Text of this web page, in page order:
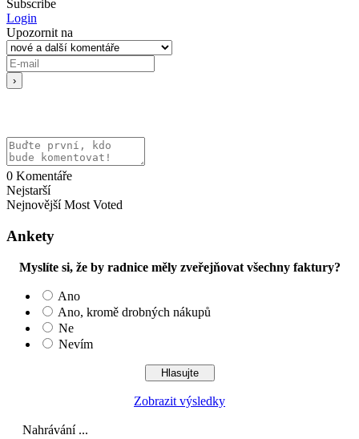
Subscribe
Login
Upozornit na
0 Komentáře
Nejstarší
Nejnovější Most Voted
Ankety
Myslíte si, že by radnice měly zveřejňovat všechny faktury?
Ano
Ano, kromě drobných nákupů
Ne
Nevím
Zobrazit výsledky
Nahrávání ...